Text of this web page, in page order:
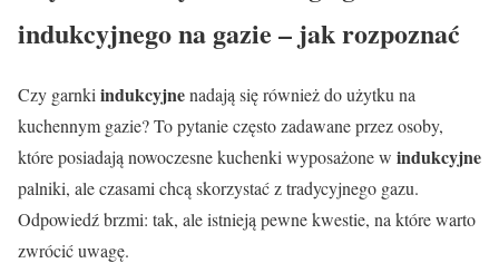
indukcyjnego na gazie – jak rozpoznać
Czy garnki indukcyjnenadają się również do użytku na
kuchennym gazie? To pytanie często zadawane przez osoby,
które posiadają nowoczesne kuchenki wyposażone w indukcyjne
palniki, ale czasami chcą skorzystać z tradycyjnego gazu.
Odpowiedź brzmi: tak, ale istnieją pewne kwestie, na które warto
zwrócić uwagę.